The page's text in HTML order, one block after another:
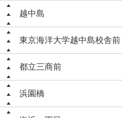
越中島
東京海洋大学越中島校舎前
都立三商前
浜園橋